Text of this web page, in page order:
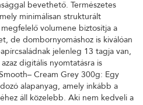
bevethető. Természetes
minimálisan strukturált
volumene biztosítja a
de dombornyomáshoz is kiválóan
jelenleg 13 tagja van,
digitális nyomtatásra is
Cream Grey 300g: Egy
alapanyag, amely inkább a
áll közelebb. Aki nem kedveli a